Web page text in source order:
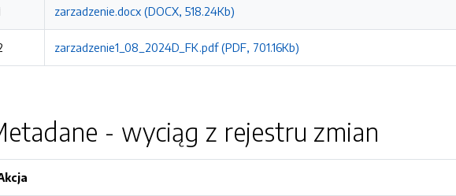
zarzadzenie.docx (DOCX, 518.24Kb)
zarzadzenie1_08_2024D_FK.pdf (PDF, 701.16Kb)
- wyciąg z rejestru zmian